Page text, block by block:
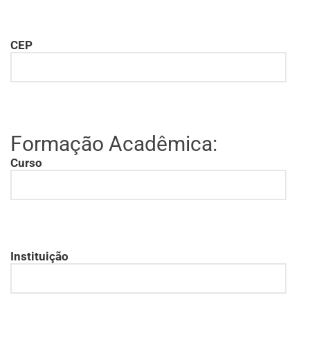
CEP
Formação Acadêmica:
Curso
Instituição